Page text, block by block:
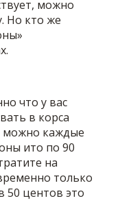
можно
Но кто же
что у вас
в корса
можно каждые
ито по 90
на
только
50 центов это